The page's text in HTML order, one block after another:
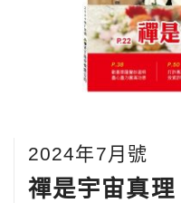
2024年7月號
禪是宇宙真理